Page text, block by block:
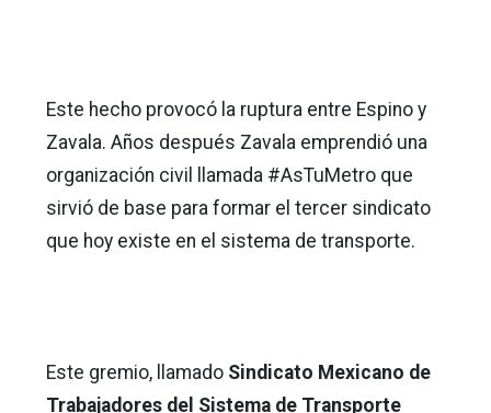
Este hecho provocó la ruptura entre Espino y
Zavala. Años después Zavala emprendió una
organización civil llamada #AsTuMetro que
sirvió de base para formar el tercer sindicato
que hoy existe en el sistema de transporte.
Este gremio, llamado Sindicato Mexicano de
Trabajadores del Sistema de Transporte